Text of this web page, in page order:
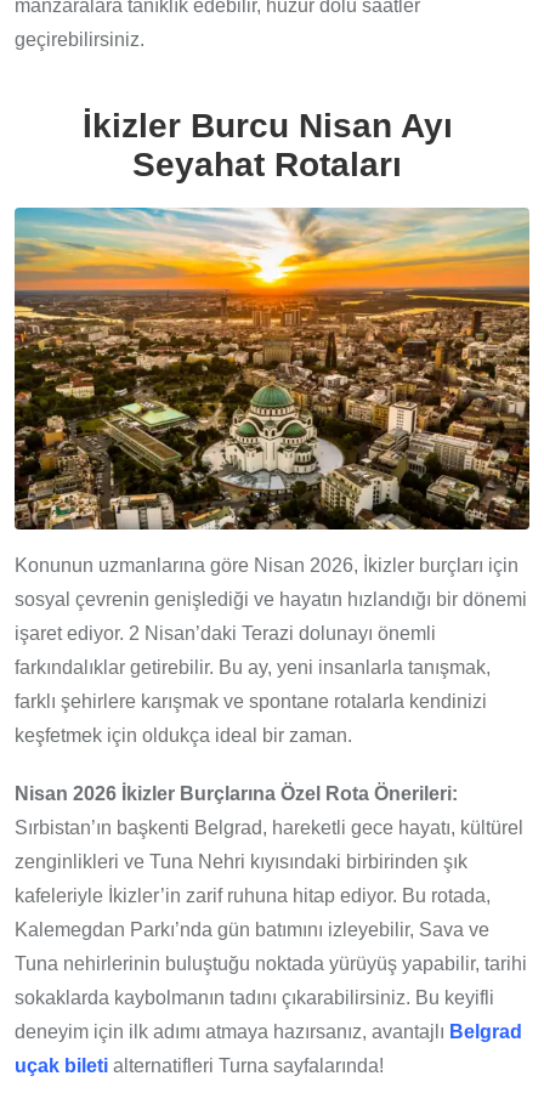
manzaralara tanıklık edebilir, huzur dolu saatler
geçirebilirsiniz.
İkizler Burcu Nisan Ayı
Seyahat Rotaları
Konunun uzmanlarına göre Nisan 2026, İkizler burçları için
sosyal çevrenin genişlediği ve hayatın hızlandığı bir dönemi
işaret ediyor. 2 Nisan’daki Terazi dolunayı önemli
farkındalıklar getirebilir. Bu ay, yeni insanlarla tanışmak,
farklı şehirlere karışmak ve spontane rotalarla kendinizi
keşfetmek için oldukça ideal bir zaman.
Nisan 2026 İkizler Burçlarına Özel Rota Önerileri:
Sırbistan’ın başkenti Belgrad, hareketli gece hayatı, kültürel
zenginlikleri ve Tuna Nehri kıyısındaki birbirinden şık
kafeleriyle İkizler’in zarif ruhuna hitap ediyor. Bu rotada,
Kalemegdan Parkı’nda gün batımını izleyebilir, Sava ve
Tuna nehirlerinin buluştuğu noktada yürüyüş yapabilir, tarihi
sokaklarda kaybolmanın tadını çıkarabilirsiniz. Bu keyifli
deneyim için ilk adımı atmaya hazırsanız, avantajlı Belgrad
uçak bileti alternatifleri Turna sayfalarında!